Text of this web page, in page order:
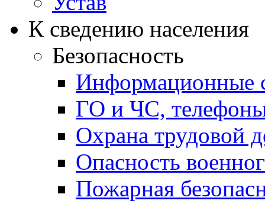
К сведению населения
Безопасность
Информационные
ГО и ЧС,
Охрана трудовой
Опасность
Пожарная